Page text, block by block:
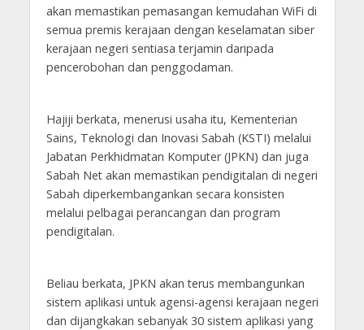
akan memastikan pemasangan kemudahan WiFi di
semua premis kerajaan dengan keselamatan siber
kerajaan negeri sentiasa terjamin daripada
pencerobohan dan penggodaman.
Hajiji berkata, menerusi usaha itu, Kementerian
Sains, Teknologi dan Inovasi Sabah (KSTI) melalui
Jabatan Perkhidmatan Komputer (JPKN) dan juga
Sabah Net akan memastikan pendigitalan di negeri
Sabah diperkembangankan secara konsisten
melalui pelbagai perancangan dan program
pendigitalan.
Beliau berkata, JPKN akan terus membangunkan
sistem aplikasi untuk agensi-agensi kerajaan negeri
dan dijangkakan sebanyak 30 sistem aplikasi yang